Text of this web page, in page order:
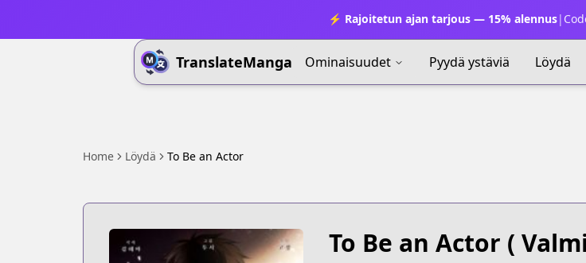
⚡ Rajoitetun ajan tarjous — 15% alennus|
TranslateManga Ominaisuudet Pyydä ystäviä Löydä
Home Löydä To Be an Actor
To Be an Actor (